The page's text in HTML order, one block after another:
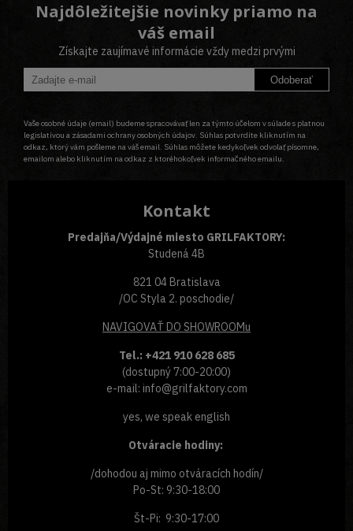
Najdôležitejšie novinky priamo na
váš email
Získajte zaujímavé informácie vždy medzi prvými
Odoberať
Vaše osobné údaje (email) budeme spracovávať len za týmto účelom v súlade s platnou
legislatívou a zásadami ochrany osobných údajov. Súhlas potvrdíte kliknutím na
odkaz, ktorý vám pošleme na váš email. Súhlas môžete kedykoľvek odvolať písomne,
emailom alebo kliknutím na odkaz z ktoréhokoľvek informačného emailu.
Kontakt
Predajňa/Výdajné miesto GRILFAKTORY:
Studená 4B
821 04 Bratislava
/OC Styla 2. poschodie/
NAVIGOVAŤ DO SHOWROOMu
Tel.: +421 910 628 685
(dostupný 7:00-20:00)
e-mail: info@grilfaktory.com
yes, we speak english
Otváracie hodiny:
/dohodou aj mimo otváracích hodín/
Po-St: 9:30-18:00
Št-Pi: 9:30-17:00